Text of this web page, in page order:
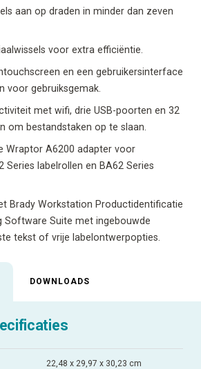
aan op draden in minder dan zeven
voor extra efficiëntie.
en een gebruikersinterface
voor gebruiksgemak.
met wifi, drie USB-poorten en 32
om bestandstaken op te slaan.
Wraptor A6200 adapter voor
Series labelrollen en BA62 Series
Brady Workstation Productidentificatie
Software Suite met ingebouwde
tekst of vrije labelontwerpopties.
DOWNLOADS
22,48 x 29,97 x 30,23 cm